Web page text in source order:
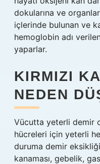
dokularına ve
içlerinde bulunan ve
hemoglobin adı
yaparlar.
KIRMIZI
NEDEN
Vücutta yeterli demir
hücreleri için yeterli
duruma demir
kanaması, gebelik,